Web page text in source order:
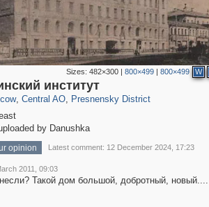
Sizes:482×300 |800×499 |800×499 W
институт
29,243
, Central AO
5,916
, Presnensky District
13,344
by Danushka
opinion Latest comment: 12 December 2024, 17:23
2011, 09:03
Такой дом большой, добротный, новый....